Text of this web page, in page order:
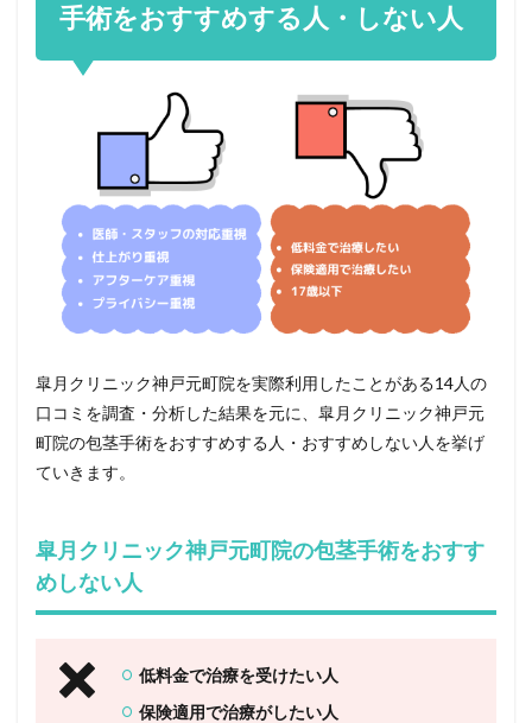
手術をおすすめする人・しない人
皐月クリニック神戸元町院を実際利用したことがある14人の
口コミを調査・分析した結果を元に、皐月クリニック神戸元
町院の包茎手術をおすすめする人・おすすめしない人を挙げ
ていきます。
皐月クリニック神戸元町院の包茎手術をおすす
めしない人
低料金で治療を受けたい人
保険適用で治療がしたい人